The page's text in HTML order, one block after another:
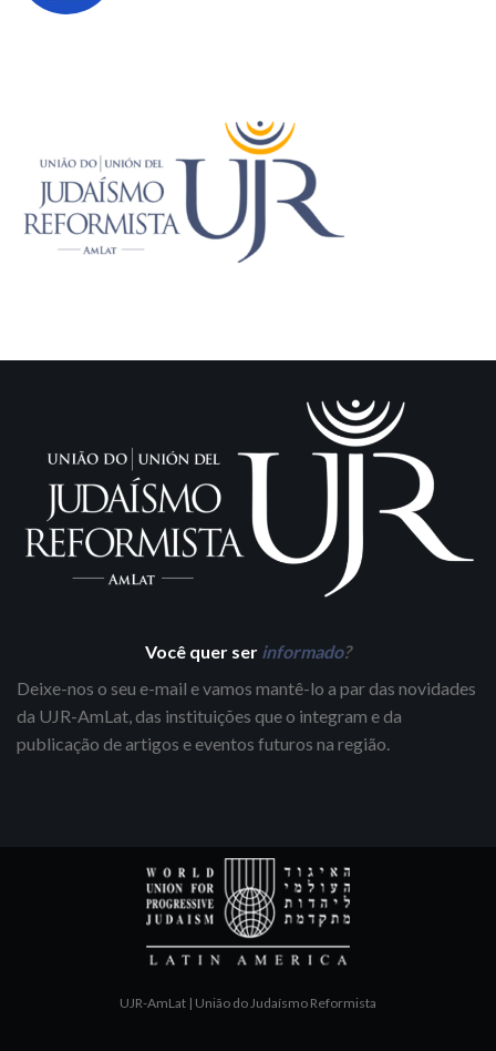
Você quer ser informado?
Deixe-nos o seu e-mail e vamos mantê-lo a par das novidades
da UJR-AmLat, das instituições que o integram e da
publicação de artigos e eventos futuros na região.
UJR-AmLat | União do Judaísmo Reformista